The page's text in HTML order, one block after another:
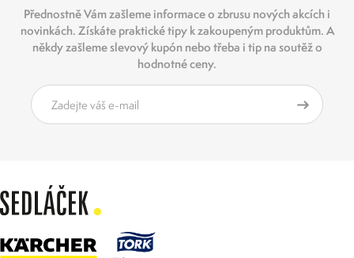
Přednostně Vám zašleme informace o zbrusu nových akcích i
novinkách. Získáte praktické tipy k zakoupeným produktům. A
někdy zašleme slevový kupón nebo třeba i tip na soutěž o
hodnotné ceny.